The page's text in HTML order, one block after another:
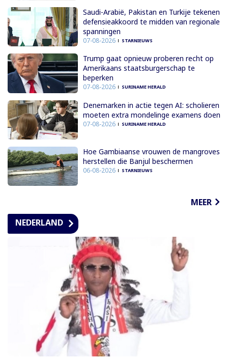
Saudi-Arabië, Pakistan en Turkije tekenen
defensieakkoord te midden van regionale
spanningen
07-08-2026 STARNIEUWS
Trump gaat opnieuw proberen recht op
Amerikaans staatsburgerschap te
beperken
07-08-2026 SURINAME HERALD
Denemarken in actie tegen AI: scholieren
moeten extra mondelinge examens doen
07-08-2026 SURINAME HERALD
Hoe Gambiaanse vrouwen de mangroves
herstellen die Banjul beschermen
06-08-2026 STARNIEUWS
MEER
NEDERLAND